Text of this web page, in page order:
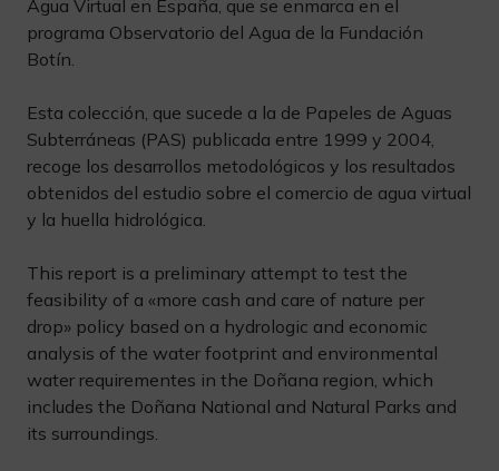
Agua Virtual en España, que se enmarca en el
programa Observatorio del Agua de la Fundación
Botín.
Esta colección, que sucede a la de Papeles de Aguas
Subterráneas (PAS) publicada entre 1999 y 2004,
recoge los desarrollos metodológicos y los resultados
obtenidos del estudio sobre el comercio de agua virtual
y la huella hidrológica.
This report is a preliminary attempt to test the
feasibility of a «more cash and care of nature per
drop» policy based on a hydrologic and economic
analysis of the water footprint and environmental
water requirementes in the Doñana region, which
includes the Doñana National and Natural Parks and
its surroundings.